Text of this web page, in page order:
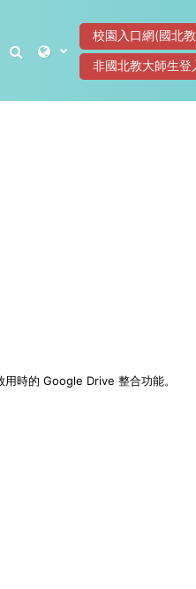
切換搜尋輸入框
校園入口網(國北
非國北教大師生登
時的 Google Drive 整合功能。